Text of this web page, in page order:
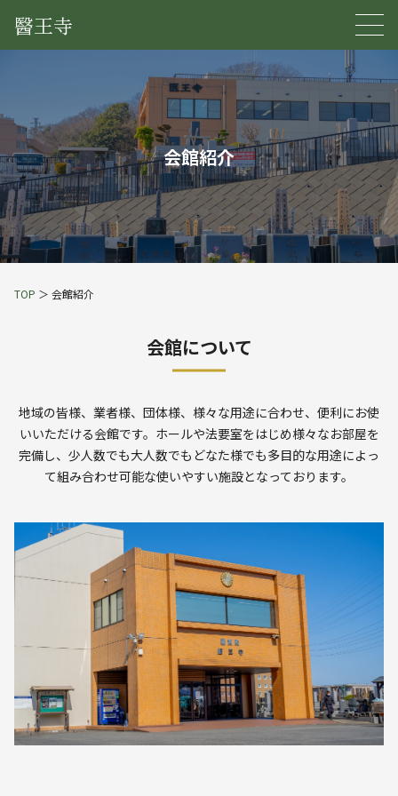
醫王寺
会館紹介
TOP ＞ 会館紹介
会館について
地域の皆様、業者様、団体様、様々な用途に合わせ、便利にお使
いいただける会館です。ホールや法要室をはじめ様々なお部屋を
完備し、少人数でも大人数でもどなた様でも多目的な用途によっ
て組み合わせ可能な使いやすい施設となっております。